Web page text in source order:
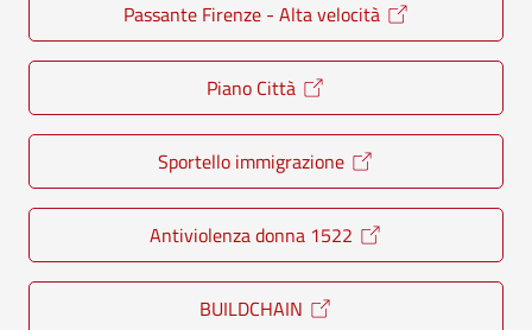
Passante Firenze - Alta velocità
Piano Città
Sportello immigrazione
Antiviolenza donna 1522
BUILDCHAIN